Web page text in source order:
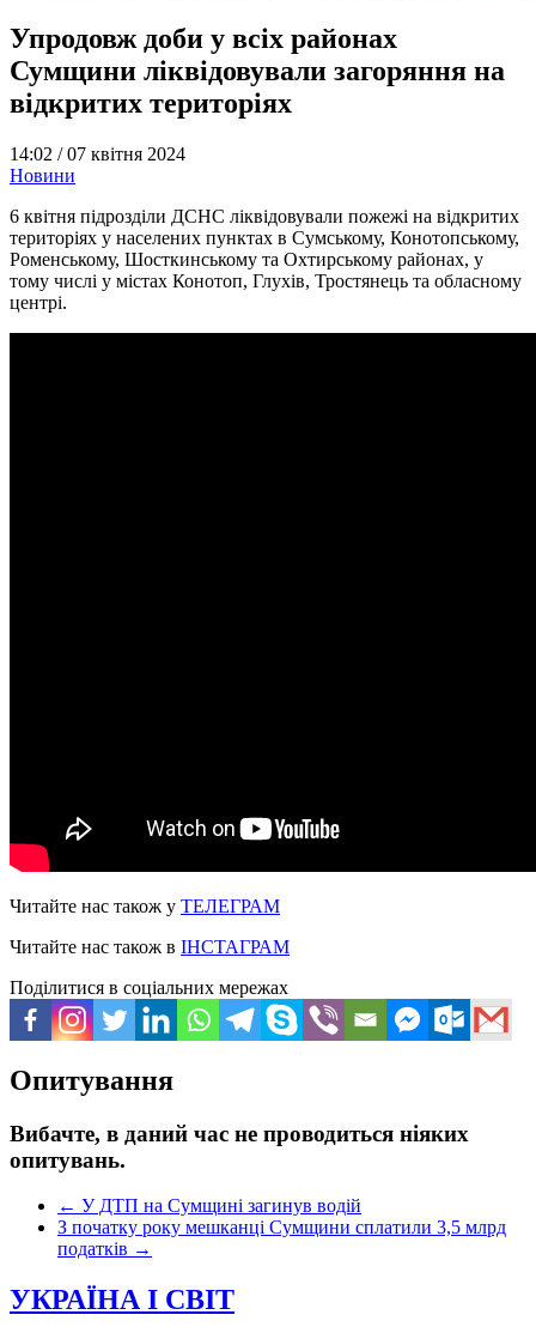
Упродовж доби у всіх районах
Сумщини ліквідовували загоряння на
відкритих територіях
14:02 /07 квітня 2024
Новини
6 квітня підрозділи ДСНС ліквідовували пожежі на відкритих
територіях у населених пунктах в Сумському, Конотопському,
Роменському, Шосткинському та Охтирському районах, у
тому числі у містах Конотоп, Глухів, Тростянець та обласному
центрі.
Читайте нас також у ТЕЛЕГРАМ
Читайте нас також в ІНСТАГРАМ
Поділитися в соціальних мережах
Опитування
Вибачте, в даний час не проводиться ніяких
опитувань.
← У ДТП на Сумщині загинув водій
З початку року мешканці Сумщини сплатили 3,5 млрд
податків →
УКРАЇНА І СВІТ